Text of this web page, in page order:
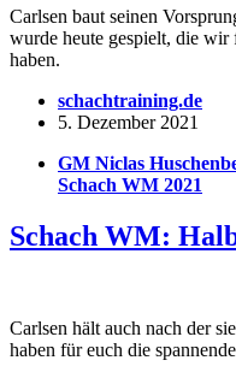
Carlsen baut seinen
wurde heute gespielt, die wir
haben.
schachtraining.de
5. Dezember 2021
GM Niclas
Schach WM 2021
Schach WM:
Carlsen hält auch nach der
haben für euch die